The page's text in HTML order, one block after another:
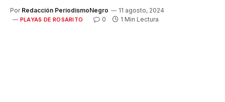
Por Redacción PeriodismoNegro 11 agosto, 2024
PLAYAS DE ROSARITO 0 1 Min Lectura